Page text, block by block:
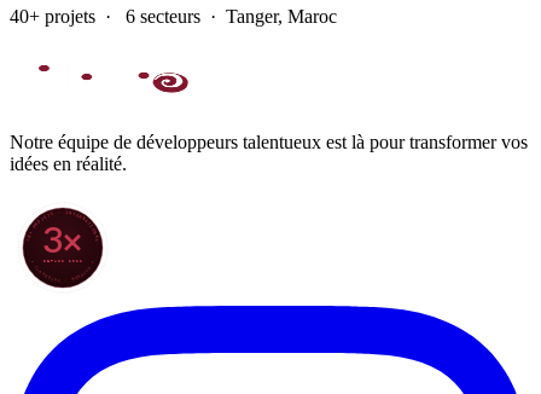
40+ projets · 6 secteurs · Tanger, Maroc
Notre équipe de développeurs talentueux est là pour transformer vos
idées en réalité.
70+ PROJETS · INTERNATIONAL
★ CLARODIGI · MOROCCO ★
3×
DEPUIS 2022